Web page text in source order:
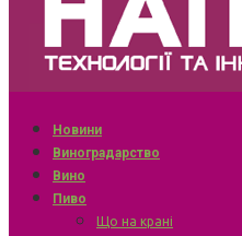
Новини
Виноградарство
Вино
Пиво
Що на крані